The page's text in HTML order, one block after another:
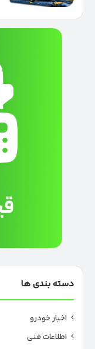
دسته بندی ها
اخبار خودرو
اطلاعات فنی